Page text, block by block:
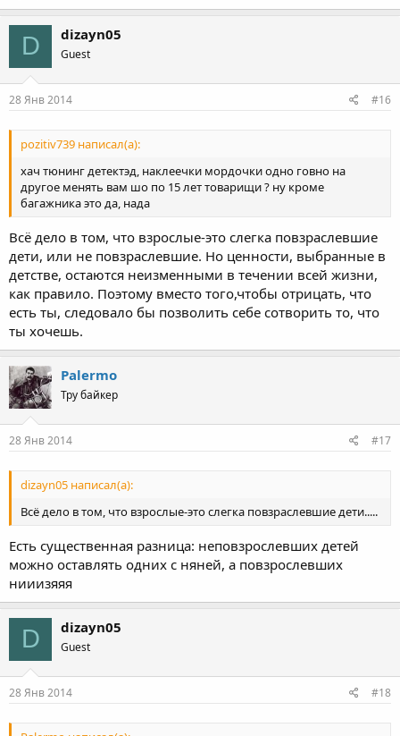
D dizayn05
Guest
28 Янв 2014 #16
pozitiv739 написал(а):
хач тюнинг детектэд, наклеечки мордочки одно говно на
другое менять вам шо по 15 лет товарищи ? ну кроме
багажника это да, нада
Всё дело в том, что взрослые-это слегка повзраслевшие
дети, или не повзраслевшие. Но ценности, выбранные в
детстве, остаются неизменными в течении всей жизни,
как правило. Поэтому вместо того,чтобы отрицать, что
есть ты, следовало бы позволить себе сотворить то, что
ты хочешь.
Palermo
Тру байкер
28 Янв 2014 #17
dizayn05 написал(а):
Всё дело в том, что взрослые-это слегка повзраслевшие дети.....
Есть существенная разница: неповзрослевших детей
можно оставлять одних с няней, а повзрослевших
нииизяяя
D dizayn05
Guest
28 Янв 2014 #18